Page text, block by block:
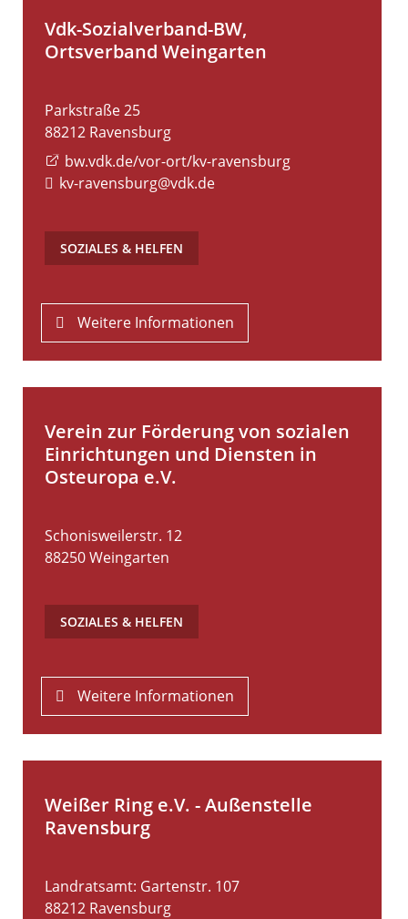
Vdk-Sozialverband-BW,
Ortsverband Weingarten
Parkstraße 25
88212 Ravensburg
bw.vdk.de/vor-ort/kv-ravensburg
kv-ravensburg@vdk.de
SOZIALES & HELFEN
Weitere Informationen
Verein zur Förderung von sozialen
Einrichtungen und Diensten in
Osteuropa e.V.
Schonisweilerstr. 12
88250Weingarten
SOZIALES & HELFEN
Weitere Informationen
Weißer Ring e.V. - Außenstelle
Ravensburg
Landratsamt: Gartenstr. 107
88212 Ravensburg